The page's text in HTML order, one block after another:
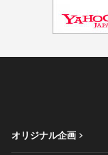
オリジナル企画